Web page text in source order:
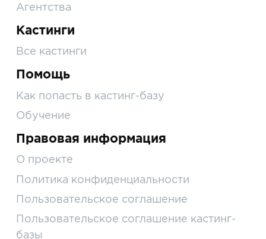
Агентства
Кастинги
Все кастинги
Помощь
Как попасть в кастинг-базу
Обучение
Правовая информация
О проекте
Политика конфиденциальности
Пользовательское соглашение
Пользовательское соглашение кастинг-
базы